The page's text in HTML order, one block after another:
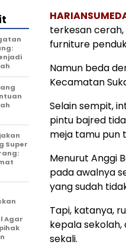
terkesan
furniture
Namun beda
Kecamatan
Selain sempit,
pintu bajred
meja tamu pun
Menurut Anggi
pada awalnya
yang sudah
Tapi, katanya,
kepala
sekali.
Super
Agar